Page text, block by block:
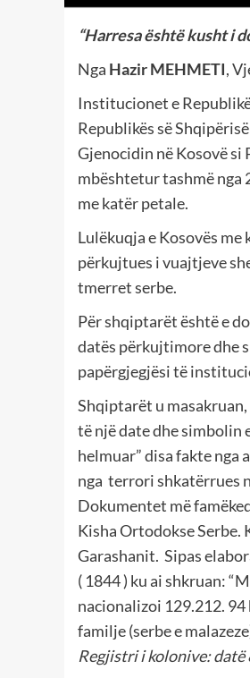
“Harresa është kusht i
Nga Hazir MEHMETI,
Institucionet e
Republikës së
Gjenocidin në Kosovë si
mbështetur tashmë nga
me katër petale.
Lulëkuqja e Kosovës
përkujtues i vuajtjeve
tmerret serbe.
Për shqiptarët është e
datës përkujtimore dhe
papërgjegjësi të
Shqiptarët u
të një date dhe simbolin
helmuar” disa fakte
nga terrori shkatërrues
Dokumentet më
Kisha Ortodokse
Garashanit. Sipas
( 1844 ) ku ai shkruan:
nacionalizoi 129.212. 94
familje (serbe e
Regjistri i kolonive: datë